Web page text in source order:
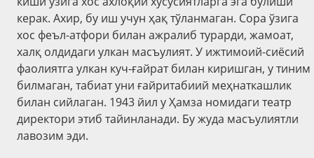
керак. Ахир, бу иш учун ҳақ тўланмаган. Сора ўзига
хос феъл-атфори билан ажралиб турарди, жамоат,
халқ олдидаги улкан масъулият. У ижтимоий-сиёсий
фаолиятга улкан куч-ғайрат билан киришган, у тиним
билмаган, табиат уни ғайритабиий меҳнаткашлик
билан сийлаган. 1943 йил у Ҳамза номидаги театр
директори этиб тайинланади. Бу жуда масъулиятли
лавозим эди.